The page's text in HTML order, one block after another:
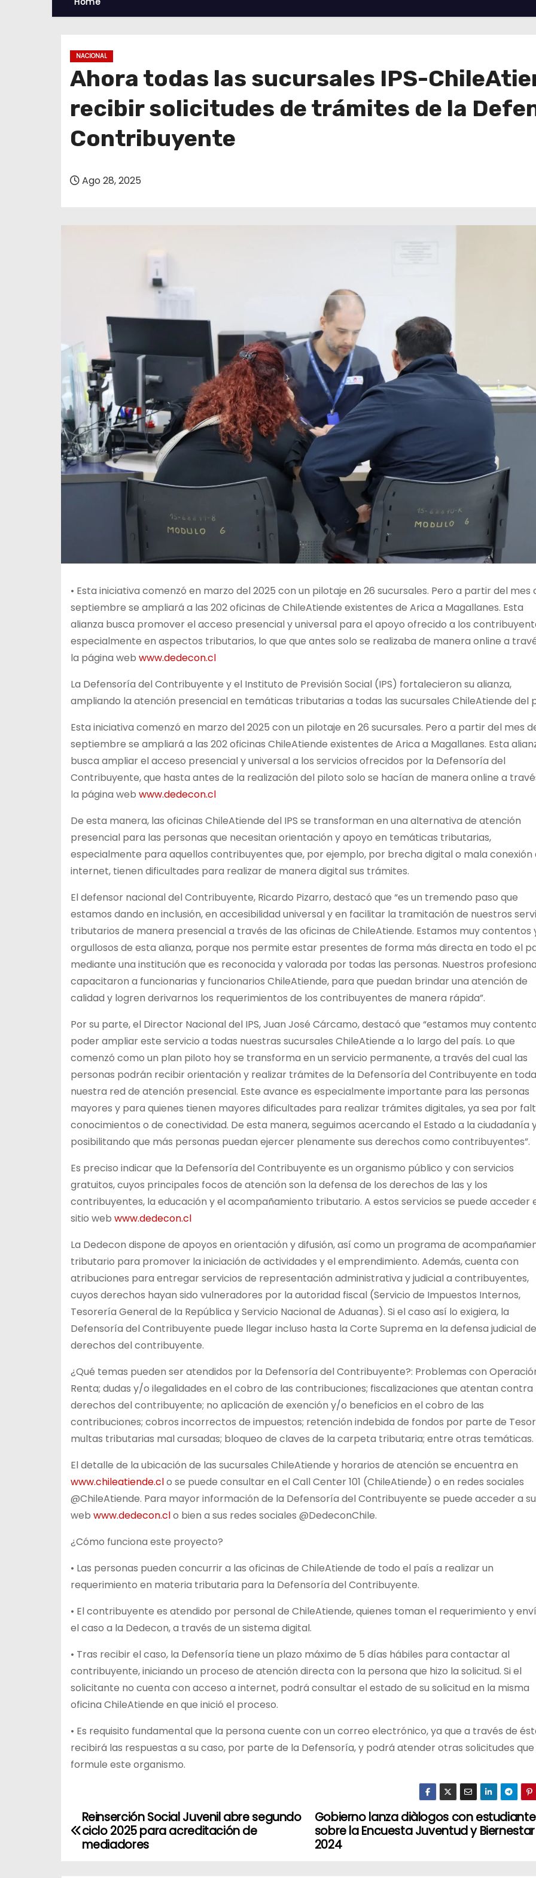
NACIONAL
Ahora todas las sucursales IPS-
recibir solicitudes de trámites de la
Contribuyente
Ago 28, 2025
• Esta iniciativa comenzó en marzo del 2025 con un pilotaje en 26 sucursales. Pero a partir del mes
septiembre se ampliará a las 202 oficinas de ChileAtiende existentes de Arica a Magallanes. Esta
alianza busca promover el acceso presencial y universal para el apoyo ofrecido a los
especialmente en aspectos tributarios, lo que que antes solo se realizaba de manera online a
la página web www.dedecon.cl
La Defensoría del Contribuyente y el Instituto de Previsión Social (IPS) fortalecieron su alianza,
ampliando la atención presencial en temáticas tributarias a todas las sucursales ChileAtiende del
Esta iniciativa comenzó en marzo del 2025 con un pilotaje en 26 sucursales. Pero a partir del mes
septiembre se ampliará a las 202 oficinas ChileAtiende existentes de Arica a Magallanes. Esta
busca ampliar el acceso presencial y universal a los servicios ofrecidos por la Defensoría del
Contribuyente, que hasta antes de la realización del piloto solo se hacían de manera online a
la página web www.dedecon.cl
De esta manera, las oficinas ChileAtiende del IPS se transforman en una alternativa de atención
presencial para las personas que necesitan orientación y apoyo en temáticas tributarias,
especialmente para aquellos contribuyentes que, por ejemplo, por brecha digital o mala conexión
internet, tienen dificultades para realizar de manera digital sus trámites.
El defensor nacional del Contribuyente, Ricardo Pizarro, destacó que “es un tremendo paso que
estamos dando en inclusión, en accesibilidad universal y en facilitar la tramitación de nuestros
tributarios de manera presencial a través de las oficinas de ChileAtiende. Estamos muy contentos
orgullosos de esta alianza, porque nos permite estar presentes de forma más directa en todo el
mediante una institución que es reconocida y valorada por todas las personas. Nuestros
capacitaron a funcionarias y funcionarios ChileAtiende, para que puedan brindar una atención de
calidad y logren derivarnos los requerimientos de los contribuyentes de manera rápida”.
Por su parte, el Director Nacional del IPS, Juan José Cárcamo, destacó que “estamos muy
poder ampliar este servicio a todas nuestras sucursales ChileAtiende a lo largo del país. Lo que
comenzó como un plan piloto hoy se transforma en un servicio permanente, a través del cual las
personas podrán recibir orientación y realizar trámites de la Defensoría del Contribuyente en toda
nuestra red de atención presencial. Este avance es especialmente importante para las personas
mayores y para quienes tienen mayores dificultades para realizar trámites digitales, ya sea por
conocimientos o de conectividad. De esta manera, seguimos acercando el Estado a la ciudadanía
posibilitando que más personas puedan ejercer plenamente sus derechos como contribuyentes”.
Es preciso indicar que la Defensoría del Contribuyente es un organismo público y con servicios
gratuitos, cuyos principales focos de atención son la defensa de los derechos de las y los
contribuyentes, la educación y el acompañamiento tributario. A estos servicios se puede acceder
sitio web www.dedecon.cl
La Dedecon dispone de apoyos en orientación y difusión, así como un programa de
tributario para promover la iniciación de actividades y el emprendimiento. Además, cuenta con
atribuciones para entregar servicios de representación administrativa y judicial a contribuyentes,
cuyos derechos hayan sido vulneradores por la autoridad fiscal (Servicio de Impuestos Internos,
Tesorería General de la República y Servicio Nacional de Aduanas). Si el caso así lo exigiera, la
Defensoría del Contribuyente puede llegar incluso hasta la Corte Suprema en la defensa judicial
derechos del contribuyente.
¿Qué temas pueden ser atendidos por la Defensoría del Contribuyente?: Problemas con
Renta; dudas y/o ilegalidades en el cobro de las contribuciones; fiscalizaciones que atentan contra
derechos del contribuyente; no aplicación de exención y/o beneficios en el cobro de las
contribuciones; cobros incorrectos de impuestos; retención indebida de fondos por parte de
multas tributarias mal cursadas; bloqueo de claves de la carpeta tributaria; entre otras temáticas.
El detalle de la ubicación de las sucursales ChileAtiende y horarios de atención se encuentra en
www.chileatiende.clo se puede consultar en el Call Center 101 (ChileAtiende) o en redes sociales
@ChileAtiende. Para mayor información de la Defensoría del Contribuyente se puede acceder a su
web www.dedecon.clo bien a sus redes sociales @DedeconChile.
¿Cómo funciona este proyecto?
• Las personas pueden concurrir a las oficinas de ChileAtiende de todo el país a realizar un
requerimiento en materia tributaria para la Defensoría del Contribuyente.
• El contribuyente es atendido por personal de ChileAtiende, quienes toman el requerimiento y
el caso a la Dedecon, a través de un sistema digital.
• Tras recibir el caso, la Defensoría tiene un plazo máximo de 5 días hábiles para contactar al
contribuyente, iniciando un proceso de atención directa con la persona que hizo la solicitud. Si el
solicitante no cuenta con acceso a internet, podrá consultar el estado de su solicitud en la misma
oficina ChileAtiende en que inició el proceso.
• Es requisito fundamental que la persona cuente con un correo electrónico, ya que a través de
recibirá las respuestas a su caso, por parte de la Defensoría, y podrá atender otras solicitudes que
formule este organismo.
N
Gobierno lanza diàlogos con
sobre la Encuesta Juventud y Biernestar
2024
Reinserción Social Juvenil abre segundo
ciclo 2025 para acreditación de
mediadores